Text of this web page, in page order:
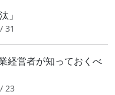
」
31
経営者が知っておくべ
23